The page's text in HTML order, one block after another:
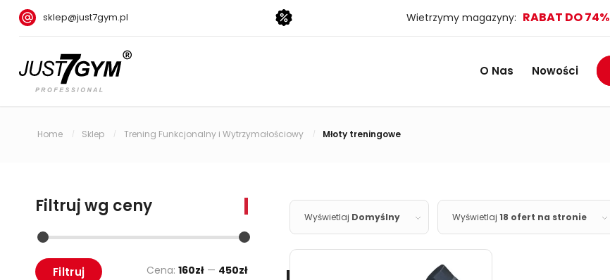
sklep@just7gym.pl Wietrzymy magazyny: RABAT DO 74%
O Nas Nowości
Home / Sklep / Trening Funkcjonalny i Wytrzymałościowy / Młoty treningowe
Wyświetlaj Domyślny Wyświetlaj 18 ofert na stronie
Filtruj wg ceny
Filtruj Cena: 160zł — 450zł